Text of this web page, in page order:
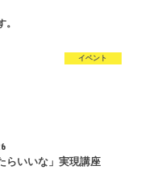
イベント
らいいな」実現講座